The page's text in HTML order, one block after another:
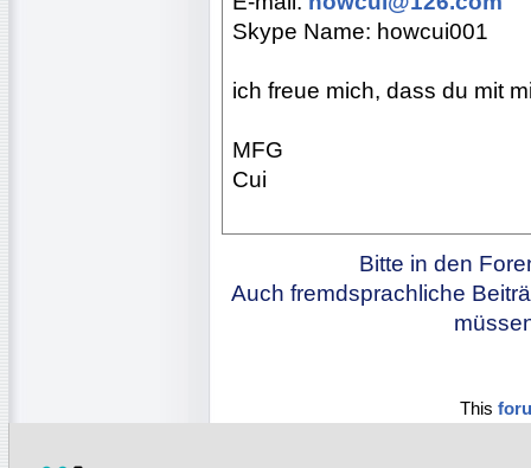
Skype Name: howcui001
ich freue mich, dass du mit
MFG
Cui
Bitte in den
Auch fremdsprachliche
This